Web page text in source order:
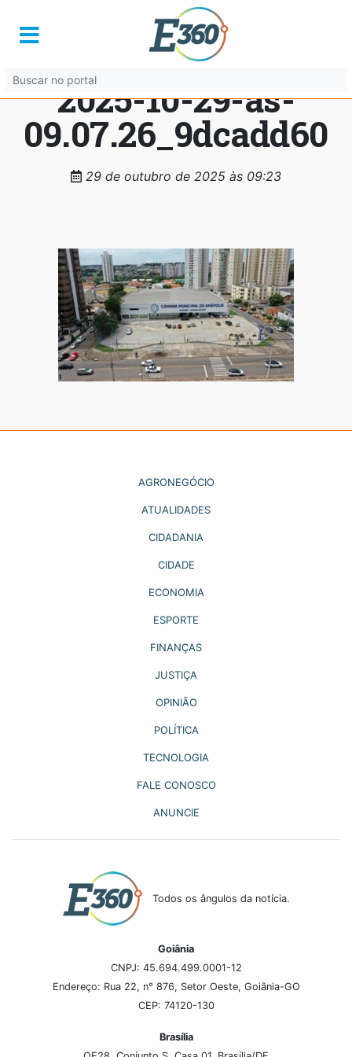
Imagem-do-
WhatsApp-de-
2025-10-29-as-
09.07.26_9dcadd60
29 de outubro de 2025 às 09:23
AGRONEGÓCIO
ATUALIDADES
CIDADANIA
CIDADE
ECONOMIA
ESPORTE
FINANÇAS
JUSTIÇA
OPINIÃO
POLÍTICA
TECNOLOGIA
FALE CONOSCO
ANUNCIE
Todos os ângulos da notícia.
Goiânia
CNPJ: 45.694.499.0001-12
Endereço: Rua 22, n° 876, Setor Oeste, Goiânia-GO
CEP: 74120-130
Brasília